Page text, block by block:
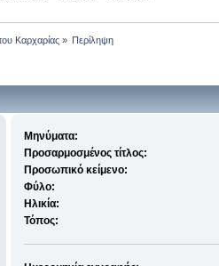
Καρχαρίας» Περίληψη
Μηνύματα:
Προσαρμοσμένος τίτλος:
Προσωπικό κείμενο:
Φύλο:
Ηλικία:
Τόπος: